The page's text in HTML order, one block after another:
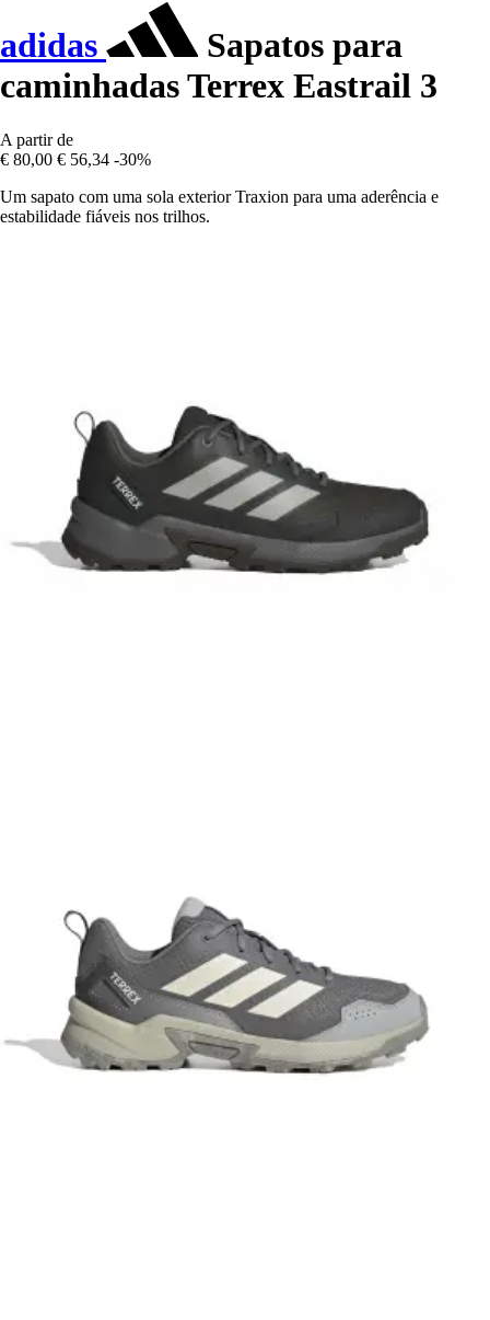
adidas
Sapatos para
caminhadas Terrex Eastrail 3
A partir de
€ 80,00 € 56,34 -30%
Um sapato com uma sola exterior Traxion para uma aderência e
estabilidade fiáveis nos trilhos.